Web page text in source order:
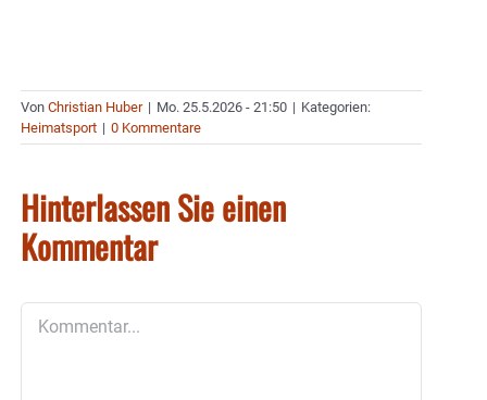
Von Christian Huber | Mo. 25.5.2026 - 21:50 | Kategorien:
Heimatsport | 0 Kommentare
Hinterlassen Sie einen
Kommentar